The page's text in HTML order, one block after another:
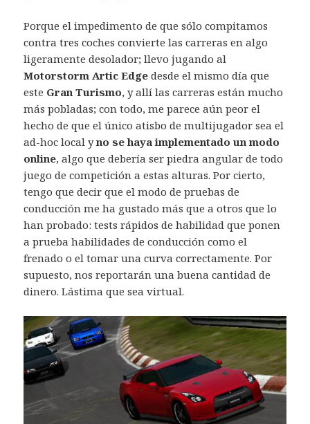
Porque el impedimento de que sólo compitamos
contra tres coches convierte las carreras en algo
ligeramente desolador; llevo jugando al
Motorstorm Artic Edgedesde el mismo día que
este Gran Turismo, y allí las carreras están mucho
más pobladas; con todo, me parece aún peor el
hecho de que el único atisbo de multijugador sea el
ad-hoc local yno se haya implementado un modo
online, algo que debería ser piedra angular de todo
juego de competición a estas alturas. Por cierto,
tengo que decir que el modo de pruebas de
conducción me ha gustado más que a otros que lo
han probado: tests rápidos de habilidad que ponen
a prueba habilidades de conducción como el
frenado o el tomar una curva correctamente. Por
supuesto, nos reportarán una buena cantidad de
dinero. Lástima que sea virtual.